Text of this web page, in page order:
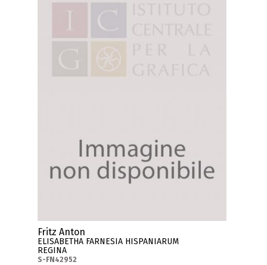
Fritz Anton
ELISABETHA FARNESIA HISPANIARUM
REGINA
S-FN42952